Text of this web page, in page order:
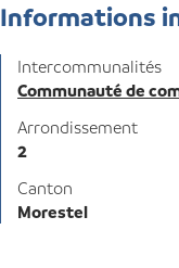
Informations
Intercommunalités
Communauté de
Arrondissement
2
Canton
Morestel